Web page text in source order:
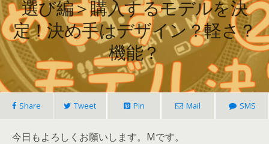
選び編＞購入するモデルを決
定！決め手はデザイン？軽さ？
機能？
Share Tweet Pin Mail SMS
今日もよろしくお願いします。Mです。